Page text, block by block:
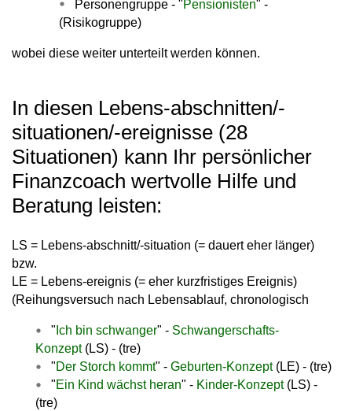
Personengruppe - "Pensionisten" -
(Risikogruppe)
wobei diese weiter unterteilt werden können.
In diesen Lebens-abschnitten/-
situationen/-ereignisse (28
Situationen) kann Ihr persönlicher
Finanzcoach wertvolle Hilfe und
Beratung leisten:
LS = Lebens-abschnitt/-situation (= dauert eher länger)
bzw.
LE = Lebens-ereignis (= eher kurzfristiges Ereignis)
(Reihungsversuch nach Lebensablauf, chronologisch
" Ich bin schwanger" - Schwangerschafts-
Konzept(LS) - (tre)
"Der Storch kommt" - Geburten-Konzept(LE) - (tre)
"Ein Kind wächst heran" - Kinder-Konzept(LS) -
(tre)